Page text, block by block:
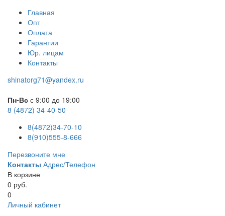
Главная
Опт
Оплата
Гарантии
Юр. лицам
Контакты
shinatorg71@yandex.ru
Пн-Вс с 9:00 до 19:00
8 (4872) 34-40-50
8(4872)34-70-10
8(910)555-8-666
Перезвоните мне
Контакты Адрес/Телефон
В корзине
0 руб.
0
Личный кабинет